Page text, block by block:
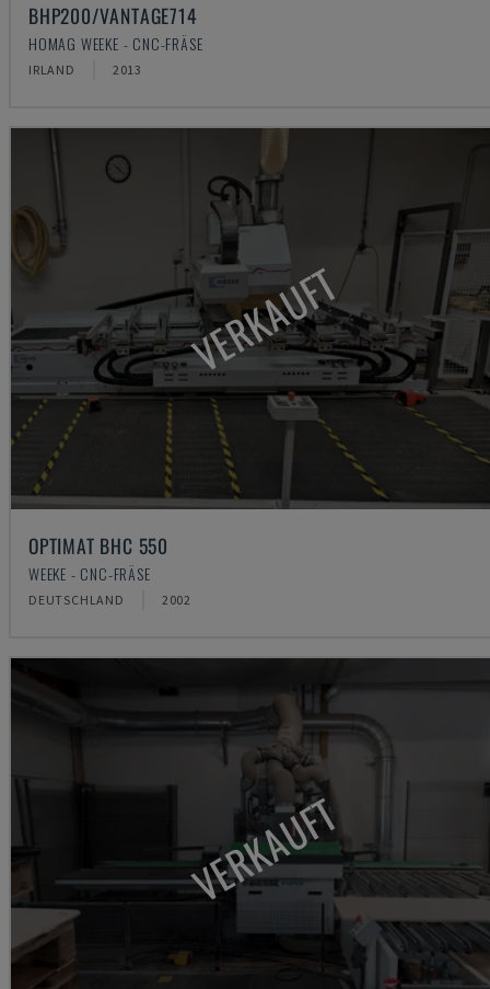
BHP200/VANTAGE714
HOMAG WEEKE - CNC-FRÄSE
IRLAND 2013
VERKAUFT
OPTIMAT BHC 550
WEEKE - CNC-FRÄSE
DEUTSCHLAND 2002
VERKAUFT